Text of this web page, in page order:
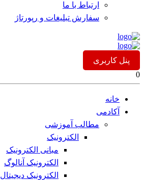
ارتباط با ما
سفارش تبلیغات و رپورتاژ
پنل کاربری
0
خانه
آکادمی
مطالب آموزشی
الکترونیک
مبانی الکترونیک
الکترونیک آنالوگ
الکترونیک دیجیتال